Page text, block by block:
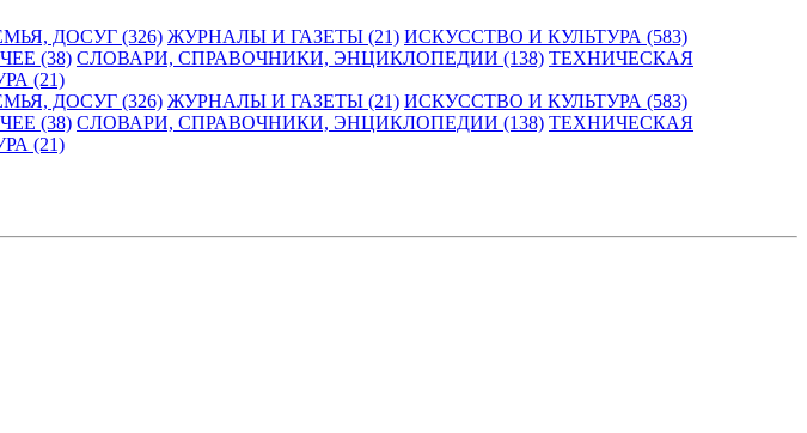
ДОСУГ (326) ЖУРНАЛЫ И ГАЗЕТЫ (21) ИСКУССТВО И КУЛЬТУРА (583)
(38) СЛОВАРИ, СПРАВОЧНИКИ, ЭНЦИКЛОПЕДИИ (138) ТЕХНИЧЕСКАЯ
(21)
ДОСУГ (326) ЖУРНАЛЫ И ГАЗЕТЫ (21) ИСКУССТВО И КУЛЬТУРА (583)
(38) СЛОВАРИ, СПРАВОЧНИКИ, ЭНЦИКЛОПЕДИИ (138) ТЕХНИЧЕСКАЯ
(21)